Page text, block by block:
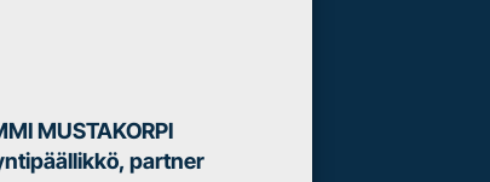
MUSTAKORPI
partner